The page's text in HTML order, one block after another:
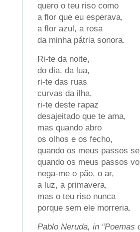
quero o teu riso como
a flor que eu esperava,
a flor azul, a rosa
da minha pátria sonora.
Ri-te da noite,
do dia, da lua,
ri-te das ruas
curvas da ilha,
ri-te deste rapaz
desajeitado que te ama,
mas quando abro
os olhos e os fecho,
quando os meus passos
quando os meus passos
nega-me o pão, o ar,
a luz, a primavera,
mas o teu riso nunca
porque sem ele morreria.
Pablo Neruda, in “Poemas